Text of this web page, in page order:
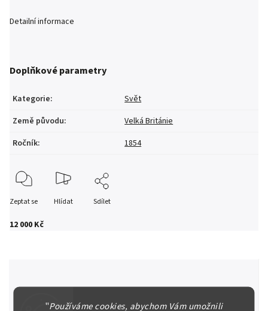
"Používáme cookies, abychom Vám umožnili
12 000 Kč
Detailní informace
Doplňkové parametry
Kategorie:
Svět
Země původu:
Velká Británie
Ročník: 1854
Zeptat se Hlídat Sdílet
Špičkové služby za nejlepší ceny